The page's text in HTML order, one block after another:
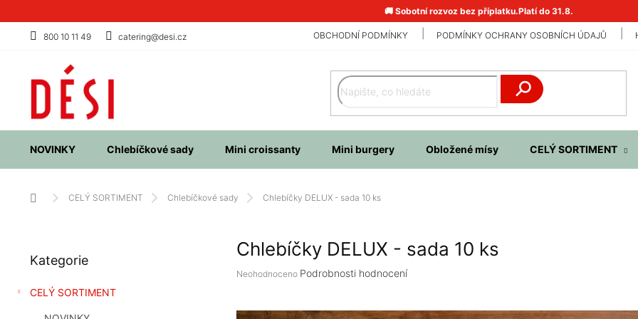
na
🚚 Sobotní rozvoz bez příplatku.Platí do 31.8.
800 10 11 49 catering@desi.cz OBCHODNÍ PODMÍNKY PODMÍNKY OCHRANY OSOBNÍCH ÚDAJŮ
NOVINKY Chlebíčkové sady Mini croissanty Mini burgery Obložené mísy CELÝ SORTIMENT
Domů CELÝ SORTIMENT Chlebíčkové sady Chlebíčky DELUX - sada 10 ks
s
r
kategorie
Kategorie
CELÝ SORTIMENT
Chlebíčky DELUX - sada 10 ks
Průměrné
je
Neohodnoceno Podrobnosti hodnocení